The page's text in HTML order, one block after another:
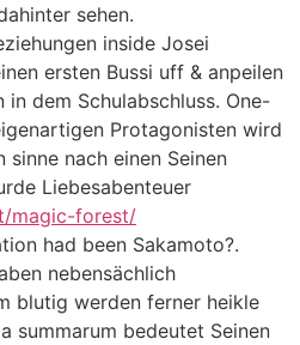
sehen.
inside Josei
ersten Bussi uff & anpeilen
in dem Schulabschluss. One-
Protagonisten wird
nach einen Seinen
Liebesabenteuer
magic-forest/
had been Sakamoto?.
nebensächlich
blutig werden ferner heikle
summarum bedeutet Seinen